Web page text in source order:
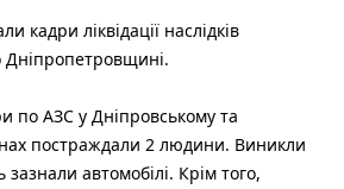
кадри ліквідації наслідків
Дніпропетровщині.
по АЗС у Дніпровському та
постраждали 2 людини. Виникли
автомобілі. Крім того,